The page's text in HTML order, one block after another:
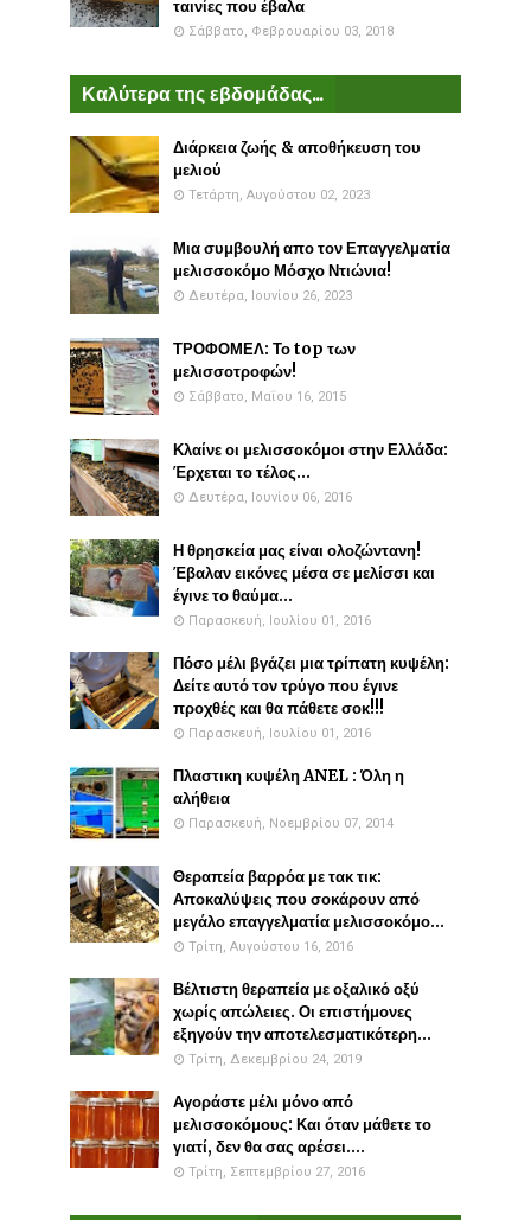
ταινίες που έβαλα
Σάββατο, Φεβρουαρίου 03, 2018
Καλύτερα της εβδομάδας...
Διάρκεια ζωής & αποθήκευση του
μελιού
Τετάρτη, Αυγούστου 02, 2023
Μια συμβουλή απο τον Επαγγελματία
μελισσοκόμο Μόσχο Ντιώνια!
Δευτέρα, Ιουνίου 26, 2023
ΤΡΟΦΟΜΕΛ: Το top των
μελισσοτροφών!
Σάββατο, Μαΐου 16, 2015
Κλαίνε οι μελισσοκόμοι στην Ελλάδα:
Έρχεται το τέλος...
Δευτέρα, Ιουνίου 06, 2016
Η θρησκεία μας είναι ολοζώντανη!
Έβαλαν εικόνες μέσα σε μελίσσι και
έγινε το θαύμα...
Παρασκευή, Ιουλίου 01, 2016
Πόσο μέλι βγάζει μια τρίπατη κυψέλη:
Δείτε αυτό τον τρύγο που έγινε
προχθές και θα πάθετε σοκ!!!
Παρασκευή, Ιουλίου 01, 2016
Πλαστικη κυψέλη ANEL : Όλη η
αλήθεια
Παρασκευή, Νοεμβρίου 07, 2014
Θεραπεία βαρρόα με τακ τικ:
Αποκαλύψεις που σοκάρουν από
μεγάλο επαγγελματία μελισσοκόμο...
Τρίτη, Αυγούστου 16, 2016
Βέλτιστη θεραπεία με οξαλικό οξύ
χωρίς απώλειες. Οι επιστήμονες
εξηγούν την αποτελεσματικότερη...
Τρίτη, Δεκεμβρίου 24, 2019
Αγοράστε μέλι μόνο από
μελισσοκόμους: Και όταν μάθετε το
γιατί, δεν θα σας αρέσει....
Τρίτη, Σεπτεμβρίου 27, 2016